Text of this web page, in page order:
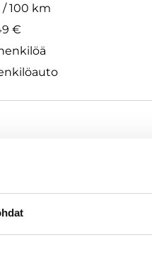
/ 100 km
€